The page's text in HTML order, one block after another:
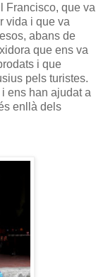
Francisco, que va
vida i que va
abans de
que ens va
i que
pels turistes.
ens han ajudat a
enllà dels